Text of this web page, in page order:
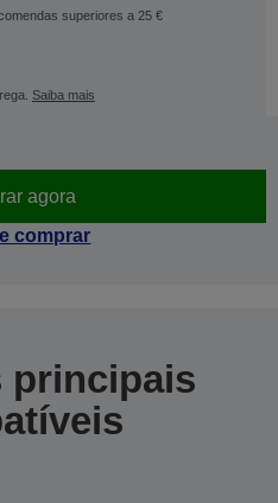
superiores a 25 €
Saiba mais
agora
comprar
principais